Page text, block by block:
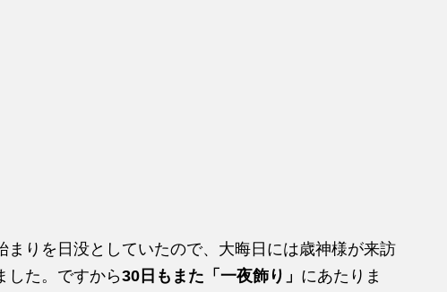
まりを日没としていたので、大晦日には歳神様が来訪
した。ですから30日もまた「一夜飾り」 にあたりま